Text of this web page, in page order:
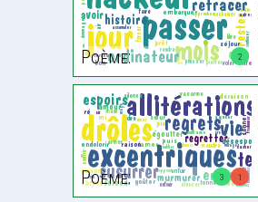
2
Poème:
3 1
Poème: